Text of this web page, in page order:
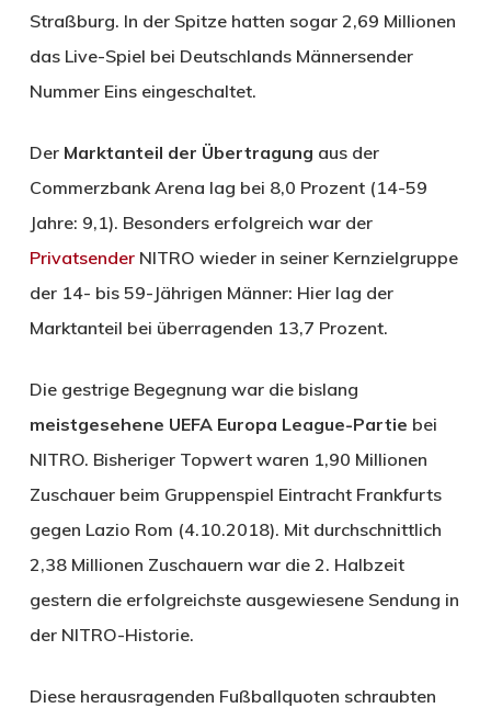
Straßburg. In der Spitze hatten sogar 2,69 Millionen
das Live-Spiel bei Deutschlands Männersender
Nummer Eins eingeschaltet.
Der Marktanteil der Übertragung aus der
Commerzbank Arena lag bei 8,0 Prozent (14-59
Jahre: 9,1). Besonders erfolgreich war der
PrivatsenderNITRO wieder in seiner Kernzielgruppe
der 14- bis 59-Jährigen Männer: Hier lag der
Marktanteil bei überragenden 13,7 Prozent.
Die gestrige Begegnung war die bislang
meistgesehene UEFA Europa League-Partie bei
NITRO. Bisheriger Topwert waren 1,90 Millionen
Zuschauer beim Gruppenspiel Eintracht Frankfurts
gegen Lazio Rom (4.10.2018). Mit durchschnittlich
2,38 Millionen Zuschauern war die 2. Halbzeit
gestern die erfolgreichste ausgewiesene Sendung in
der NITRO-Historie.
Diese herausragenden Fußballquoten schraubten